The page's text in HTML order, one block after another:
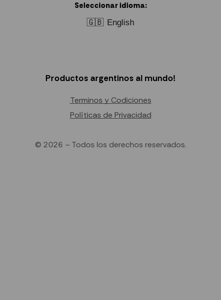
Seleccionar idioma:
🇬🇧 English
Productos argentinos al mundo!
Terminos y Codiciones
Políticas de Privacidad
© 2026 – Todos los derechos reservados.